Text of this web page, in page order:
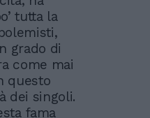
tutta la
grado di
come mai
questo
dei singoli.
fama